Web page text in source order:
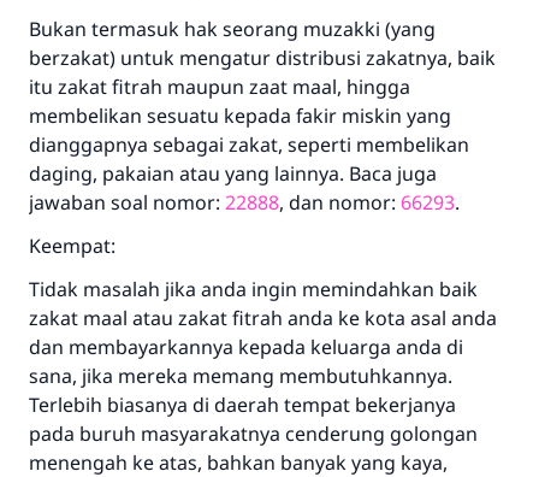
Bukan termasuk hak seorang muzakki (yang
berzakat) untuk mengatur distribusi zakatnya, baik
itu zakat fitrah maupun zaat maal, hingga
membelikan sesuatu kepada fakir miskin yang
dianggapnya sebagai zakat, seperti membelikan
daging, pakaian atau yang lainnya. Baca juga
jawaban soal nomor: 22888, dan nomor: 66293.
Keempat:
Tidak masalah jika anda ingin memindahkan baik
zakat maal atau zakat fitrah anda ke kota asal anda
dan membayarkannya kepada keluarga anda di
sana, jika mereka memang membutuhkannya.
Terlebih biasanya di daerah tempat bekerjanya
pada buruh masyarakatnya cenderung golongan
menengah ke atas, bahkan banyak yang kaya,